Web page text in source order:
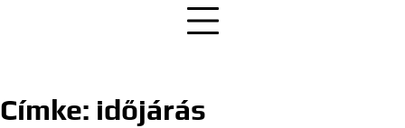
Címke: időjárás